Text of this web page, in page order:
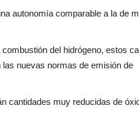
autonomía comparable a la de
del hidrógeno, estos
nuevas normas de emisión de
cantidades muy reducidas de